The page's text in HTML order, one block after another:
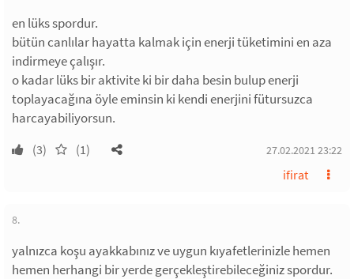
en lüks spordur.
bütün canlılar hayatta kalmak için enerji tüketimini en aza
indirmeye çalışır.
o kadar lüks bir aktivite ki bir daha besin bulup enerji
toplayacağına öyle eminsin ki kendi enerjini fütursuzca
harcayabiliyorsun.
(3) (1) 27.02.2021 23:22
ifirat
8.
yalnızca koşu ayakkabınız ve uygun kıyafetlerinizle hemen
hemen herhangi bir yerde gerçekleştirebileceğiniz spordur.